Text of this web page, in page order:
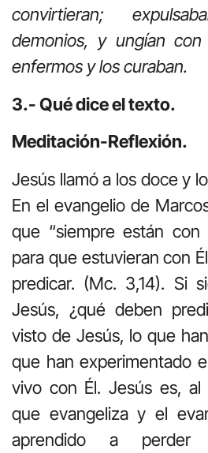
convirtieran;
demonios, y ungían
enfermos y los curaban.
3.- Qué dice el texto.
Meditación-Reflexión.
Jesús llamó a los doce y
En el evangelio de
que “siempre están con
para que estuvieran con
predicar. (Mc. 3,14). Si
Jesús, ¿qué deben
visto de Jesús, lo que
que han experimentado
vivo con Él. Jesús es,
que evangeliza y el
aprendido a